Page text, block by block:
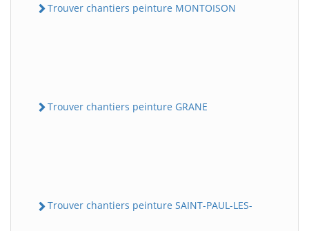
Trouver chantiers peinture MONTOISON
Trouver chantiers peinture GRANE
Trouver chantiers peinture SAINT-PAUL-LES-